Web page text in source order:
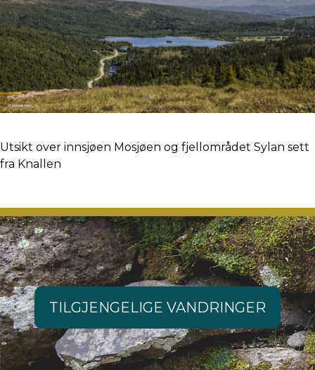
Utsikt over innsjøen Mosjøen og fjellområdet Sylan sett
fra Knallen
TILGJENGELIGE VANDRINGER